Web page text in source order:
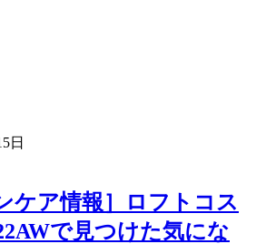
日
ケア情報］ロフトコス
で見つけた気にな